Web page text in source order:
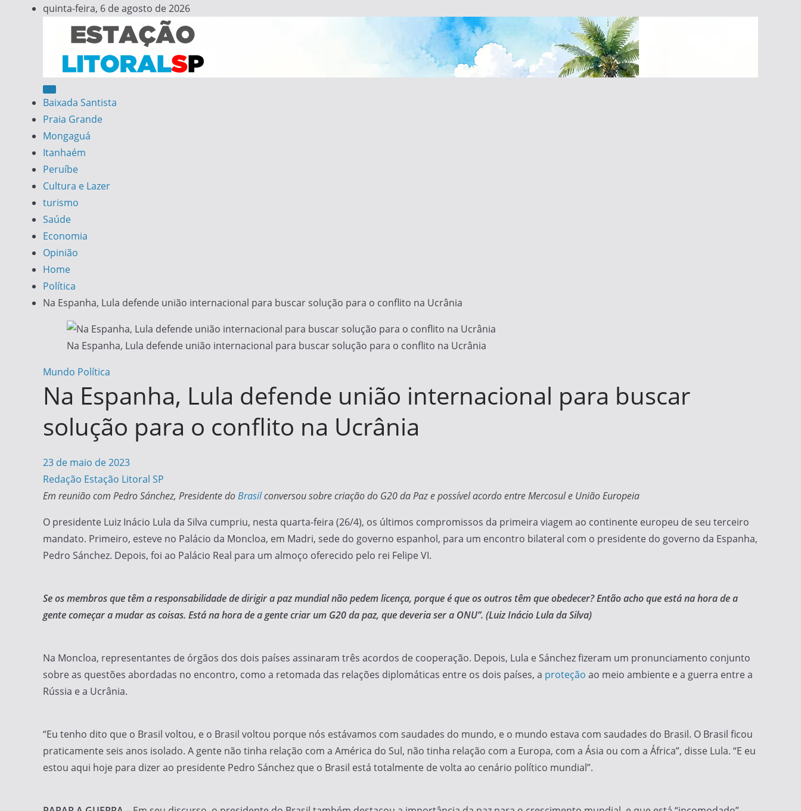
Skip
content
quinta-feira, 6 de agosto de 2026
Estação Litoral SP
Notícias da Baixada Santista
Baixada Santista
Praia Grande
Mongaguá
Itanhaém
Peruíbe
Cultura e Lazer
turismo
Saúde
Economia
Opinião
Home
Política
Na Espanha, Lula defende união internacional para buscar solução para o conflito na Ucrânia
Na Espanha, Lula defende união internacional para buscar solução para o conflito na Ucrânia
Mundo Política
Na Espanha, Lula defende união internacional para buscar
solução para o conflito na Ucrânia
23 de maio de 2023
Redação Estação Litoral SP
Em reunião com Pedro Sánchez, Presidente doBrasilconversou sobre criação do G20 da Paz e possível acordo entre Mercosul e União Europeia
O presidente Luiz Inácio Lula da Silva cumpriu, nesta quarta-feira (26/4), os últimos compromissos da primeira viagem ao continente europeu de seu terceiro
mandato. Primeiro, esteve no Palácio da Moncloa, em Madri, sede do governo espanhol, para um encontro bilateral com o presidente do governo da Espanha,
Pedro Sánchez. Depois, foi ao Palácio Real para um almoço oferecido pelo rei Felipe VI.
Se os membros que têm a responsabilidade de dirigir a paz mundial não pedem licença, porque é que os outros têm que obedecer? Então acho que está na hora de a
gente começar a mudar as coisas. Está na hora de a gente criar um G20 da paz, que deveria ser a ONU”. (Luiz Inácio Lula da Silva)
Na Moncloa, representantes de órgãos dos dois países assinaram três acordos de cooperação. Depois, Lula e Sánchez fizeram um pronunciamento conjunto
sobre as questões abordadas no encontro, como a retomada das relações diplomáticas entre os dois países, a proteção ao meio ambiente e a guerra entre a
Rússia e a Ucrânia.
“Eu tenho dito que o Brasil voltou, e o Brasil voltou porque nós estávamos com saudades do mundo, e o mundo estava com saudades do Brasil. O Brasil ficou
praticamente seis anos isolado. A gente não tinha relação com a América do Sul, não tinha relação com a Europa, com a Ásia ou com a África”, disse Lula. “E eu
estou aqui hoje para dizer ao presidente Pedro Sánchez que o Brasil está totalmente de volta ao cenário político mundial”.